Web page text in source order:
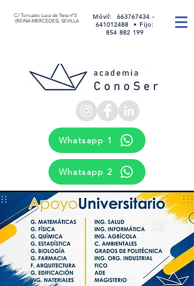
C/ Torcuato Luca de Tena nº3
(REINA MERCEDES), SEVILLA
Móvil:
663767434 -
641012488 • Fijo:
854 882 199
Whatsapp 1
Whatsapp 2